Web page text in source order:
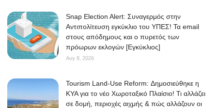
Snap Election Alert: Συναγερμός στην
Αντιπολίτευση εγκύκλιο του ΥΠΕΣ! Τα email
στους απόδημους και ο πυρετός των
πρόωρων εκλογών [Εγκύκλιος]
Αυγ 8, 2026
Tourism Land-Use Reform: Δημοσιεύθηκε η
ΚΥΑ για το νέο Χωροταξικό Πλαίσιο! Τι αλλάζει
σε δομή, περιοχές αιχμής & πώς αλλάζουν οι